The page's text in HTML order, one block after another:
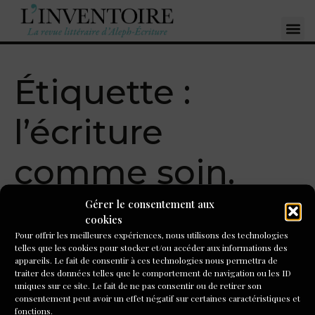
Gérer le consentement aux
cookies
Pour offrir les meilleures expériences, nous utilisons des technologies
telles que les cookies pour stocker et/ou accéder aux informations des
appareils. Le fait de consentir à ces technologies nous permettra de
traiter des données telles que le comportement de navigation ou les ID
uniques sur ce site. Le fait de ne pas consentir ou de retirer son
consentement peut avoir un effet négatif sur certaines caractéristiques et
fonctions.
Étiquette :
l’écriture
comme soin.
L’événement européen de
l’écriture créative,
organisé par Aleph à Paris
du 15 au 17 mai !